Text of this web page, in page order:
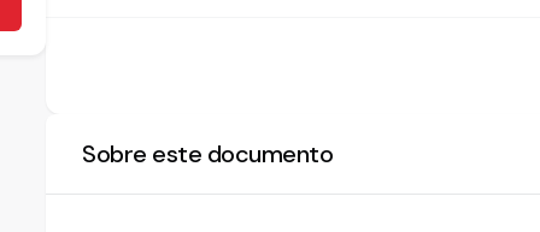
Sobre este documento